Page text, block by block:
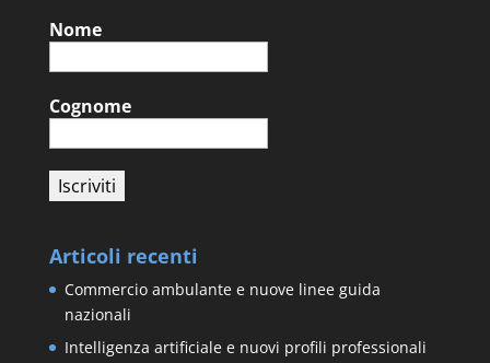
Nome
Cognome
Articoli recenti
Commercio ambulante e nuove linee guida
nazionali
Intelligenza artificiale e nuovi profili professionali